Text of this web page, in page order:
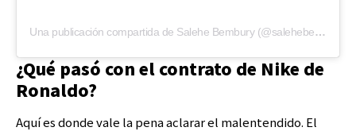
Una publicación compartida de Salehe Bembury (@salehebembury)
¿Qué pasó con el contrato de Nike de
Ronaldo?
Aquí es donde vale la pena aclarar el malentendido. El